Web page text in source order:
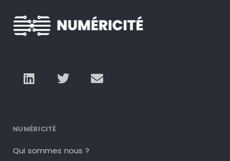
NUMÉRICITÉ
Qui sommes nous ?